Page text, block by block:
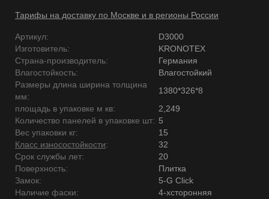
Тарифы на доставку по Москве и в регионы России
Артикул:
D3000
Изготовитель:
KRONOTEX
Страна-производитель:
Германия
Влагостойкость:
Влагостойкий
Размеры длина ширина толщина
мм:
1380*326*8
площадь в упаковке м кв:
2,249
Количество панелей в упаковке шт: 5
Вес упаковки кг:
15
Класс износостойкости:
32
Срок службы лет:
20
Поверхность:
Плитка
Замок:
5-G Click
Наличие фаски:
4-хсторонняя